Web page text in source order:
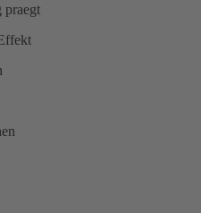
praegt